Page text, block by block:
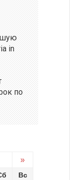
in
по
»
Вс